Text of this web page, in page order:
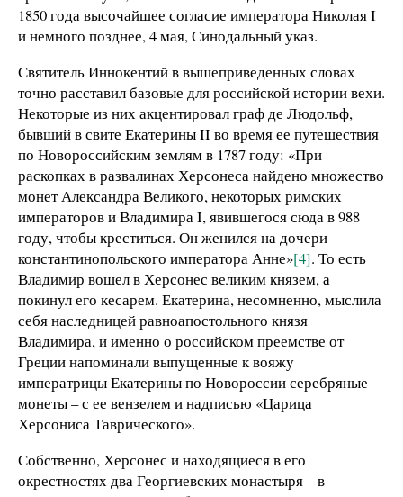
1850 года высочайшее согласие императора Николая I
и немного позднее, 4 мая, Синодальный указ.
Святитель Иннокентий в вышеприведенных словах
точно расставил базовые для российской истории вехи.
Некоторые из них акцентировал граф де Людольф,
бывший в свите Екатерины II во время ее путешествия
по Новороссийским землям в 1787 году: «При
раскопках в развалинах Херсонеса найдено множество
монет Александра Великого, некоторых римских
императоров и Владимира I, явившегося сюда в 988
году, чтобы креститься. Он женился на дочери
константинопольского императора Анне»[4]. То есть
Владимир вошел в Херсонес великим князем, а
покинул его кесарем. Екатерина, несомненно, мыслила
себя наследницей равноапостольного князя
Владимира, и именно о российском преемстве от
Греции напоминали выпущенные к вояжу
императрицы Екатерины по Новороссии серебряные
монеты – с ее вензелем и надписью «Царица
Херсониса Таврического».
Собственно, Херсонес и находящиеся в его
окрестностях два Георгиевских монастыря – в